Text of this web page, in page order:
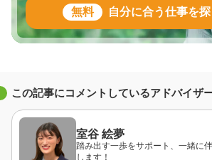
無料 自分に合う仕事を
この記事にコメントしているアドバイザ
室谷 絵夢
踏み出す一歩をサポート、一緒に
します！